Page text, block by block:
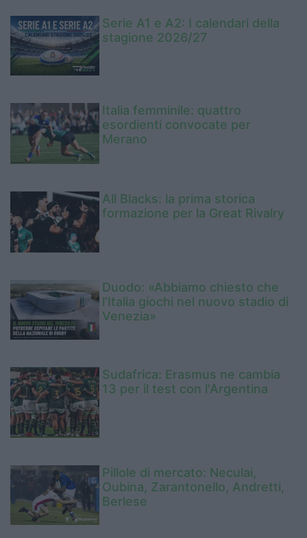
Serie A1 e A2: I calendari della
stagione 2026/27
Italia femminile: quattro
esordienti convocate per
Merano
All Blacks: la prima storica
formazione per la Great Rivalry
Duodo: «Abbiamo chiesto che
l’Italia giochi nel nuovo stadio di
Venezia»
Sudafrica: Erasmus ne cambia
13 per il test con l'Argentina
Pillole di mercato: Neculai,
Oubina, Zarantonello, Andretti,
Berlese